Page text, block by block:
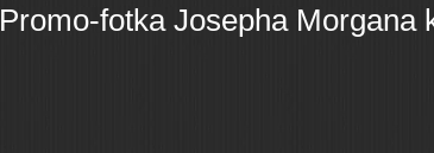
Promo-fotka Josepha Morgana